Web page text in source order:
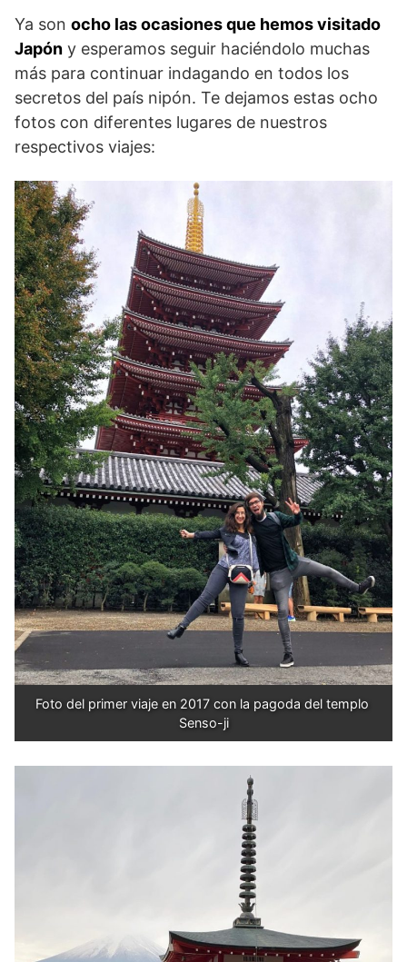
Ya son ocho las ocasiones que hemos visitado
Japón y esperamos seguir haciéndolo muchas
más para continuar indagando en todos los
secretos del país nipón. Te dejamos estas ocho
fotos con diferentes lugares de nuestros
respectivos viajes:
Foto del primer viaje en 2017 con la pagoda del templo
Senso-ji